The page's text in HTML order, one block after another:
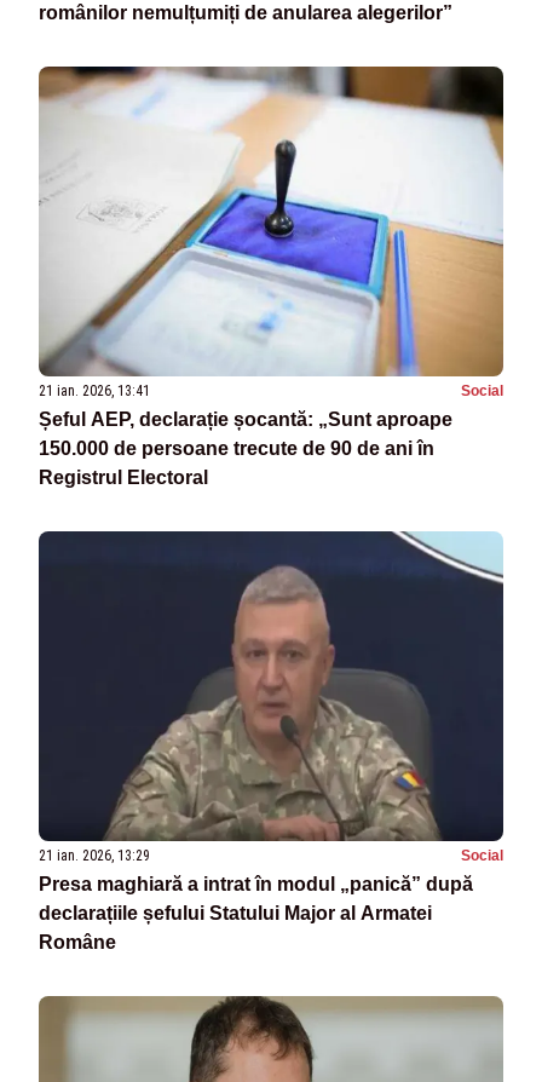
românilor nemulțumiți de anularea alegerilor”
21 ian. 2026, 13:41 Social
Șeful AEP, declarație șocantă: „Sunt aproape
150.000 de persoane trecute de 90 de ani în
Registrul Electoral
21 ian. 2026, 13:29 Social
Presa maghiară a intrat în modul „panică” după
declarațiile șefului Statului Major al Armatei
Române